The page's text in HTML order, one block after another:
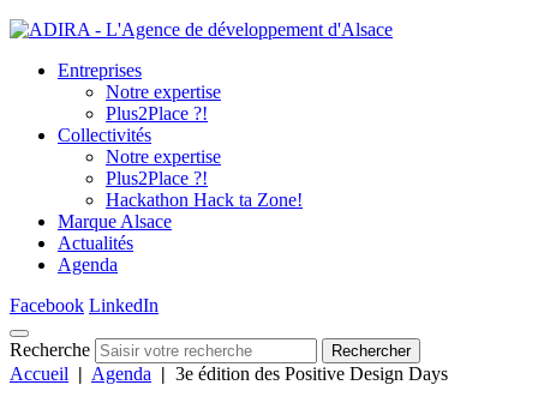
Entreprises
Notre expertise
Plus2Place ?!
Collectivités
Notre expertise
Plus2Place ?!
Hackathon Hack ta Zone!
Marque Alsace
Actualités
Agenda
Facebook LinkedIn
Recherche Rechercher
Accueil | Agenda | 3e édition des Positive Design Days